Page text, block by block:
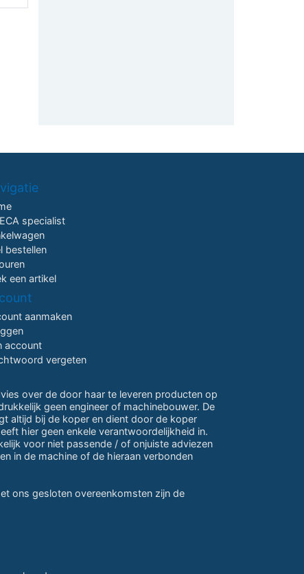
specialist
bestellen
een artikel
aanmaken
account
vergeten
over de door haar te leveren producten op
geen engineer of machinebouwer. De
altijd bij de koper en dient door de koper
hier geen enkele verantwoordelijkheid in.
voor niet passende / of onjuiste adviezen
in de machine of de hieraan verbonden
ons gesloten overeenkomsten zijn de